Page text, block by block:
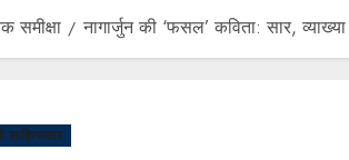
समीक्षा नागार्जुन की ‘फसल’ कविता: सार,
साहित्यकार